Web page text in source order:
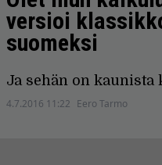
versioi
suomeksi
Ja sehän on kaunista
4.7.2016 11:22 Eero Tarmo